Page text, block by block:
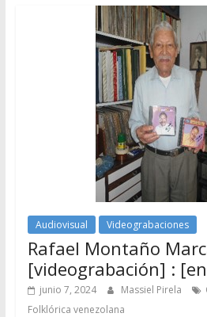
Audiovisual Videograbaciones
Rafael Montaño
[videograbación] :
junio 7, 2024 Massiel Pirela
Folklórica venezolana